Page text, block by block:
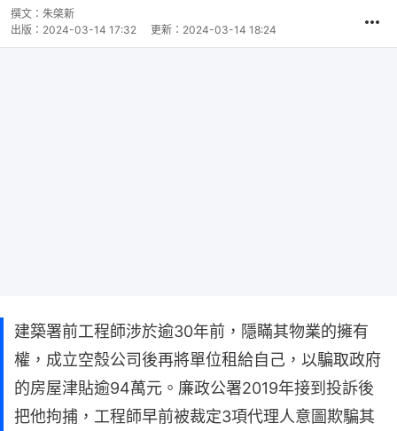
撰文： 朱棨新
出版： 2024-03-14 17:32 更新： 2024-03-14 18:24
建築署前工程師涉於逾30年前，隱瞞其物業的擁有
權，成立空殼公司後再將單位租給自己，以騙取政府
的房屋津貼逾94萬元。廉政公署2019年接到投訴後
把他拘捕，工程師早前被裁定3項代理人意圖欺騙其